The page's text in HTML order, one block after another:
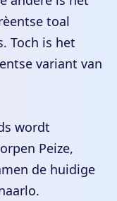
toal
Toch is het
variant van
wordt
Peize,
de huidige